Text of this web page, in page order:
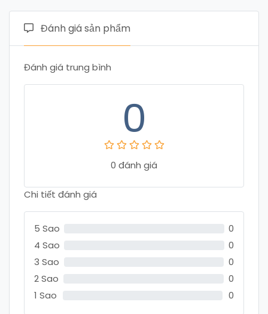
Đánh giá sản phẩm
Đánh giá trung bình
0
0 đánh giá
Chi tiết đánh giá
5 Sao
0
4 Sao
0
3 Sao
0
2 Sao
0
1 Sao
0